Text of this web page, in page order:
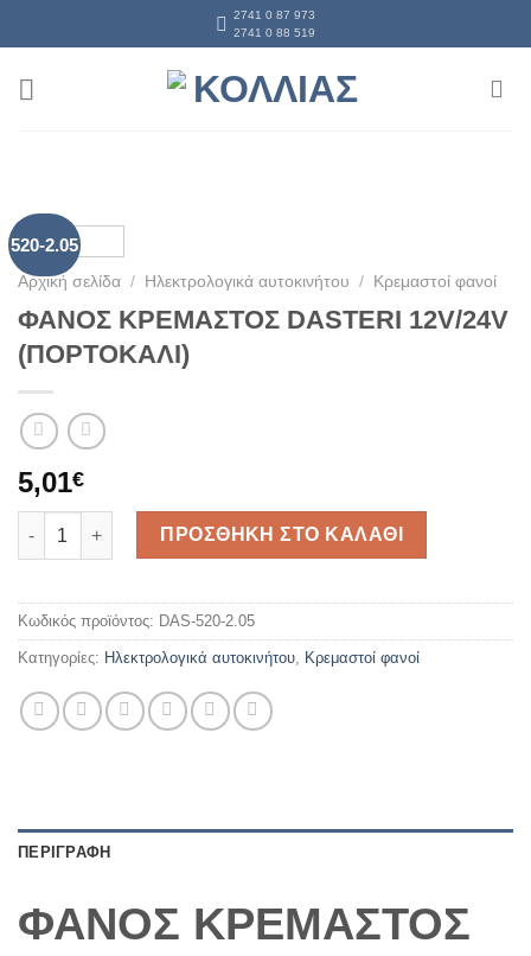
to
2741 0 87 973
2741 0 88 519
520-2.05
Αρχική σελίδα / Ηλεκτρολογικά αυτοκινήτου / Κρεμαστοί φανοί
ΦΑΝΟΣ ΚΡΕΜΑΣΤΟΣ DASTERI 12V/24V
(ΠΟΡΤΟΚΑΛΙ)
5,01€
ΦΑΝΟΣ ΚΡΕΜΑΣΤΟΣ DASTERI 12V/24V (ΠΟΡΤΟΚΑΛΙ) ποσότητα
ΠΡΟΣΘΗΚΗ ΣΤΟ ΚΑΛΑΘΙ
Κωδικός προϊόντος: DAS-520-2.05
Κατηγορίες: Ηλεκτρολογικά αυτοκινήτου, Κρεμαστοί φανοί
ΠΕΡΙΓΡΑΦΗ
ΦΑΝΟΣ ΚΡΕΜΑΣΤΟΣ